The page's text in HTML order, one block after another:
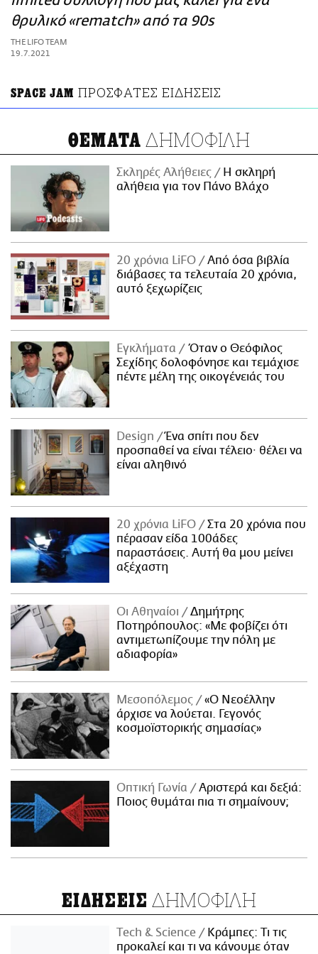
ΑΜΠΑ
PRINT
θρυλικό «rematch» από τα 90s
THE LIFO TEAM
19.7.2021
SPACE JAM ΠΡΟΣΦΑΤΕΣ ΕΙΔΗΣΕΙΣ
ΘΕΜΑΤΑ ΔΗΜΟΦΙΛΗ
Σκληρές Αλήθειες
H σκληρή
αλήθεια για τον Πάνο Βλάχο
20 χρόνια LiFO
Από όσα βιβλία
διάβασες τα τελευταία 20 χρόνια,
αυτό ξεχωρίζεις
Εγκλήματα
Όταν ο Θεόφιλος
Σεχίδης δολοφόνησε και τεμάχισε
πέντε μέλη της οικογένειάς του
Design
Ένα σπίτι που δεν
προσπαθεί να είναι τέλειο· θέλει να
είναι αληθινό
20 χρόνια LiFO
Στα 20 χρόνια που
πέρασαν είδα 100άδες
παραστάσεις. Αυτή θα μου μείνει
αξέχαστη
Οι Αθηναίοι
Δημήτρης
Ποτηρόπουλος: «Με φοβίζει ότι
αντιμετωπίζουμε την πόλη με
αδιαφορία»
Μεσοπόλεμος
«Ο Νεοέλλην
άρχισε να λούεται. Γεγονός
κοσμοϊστορικής σημασίας»
Οπτική Γωνία
Αριστερά και δεξιά:
Ποιος θυμάται πια τι σημαίνουν;
ΕΙΔΗΣΕΙΣ ΔΗΜΟΦΙΛΗ
Τech & Science
Κράμπες: Τι τις
προκαλεί και τι να κάνουμε όταν